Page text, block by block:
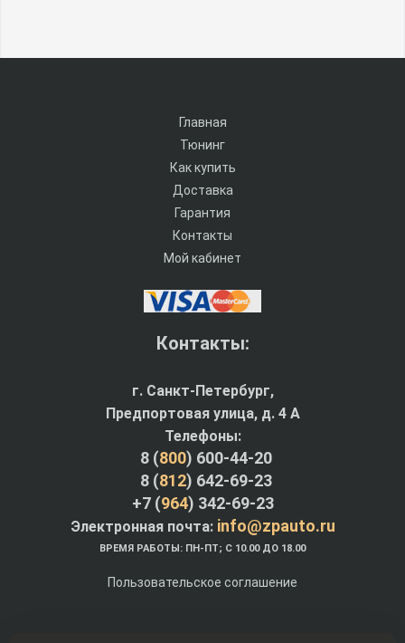
Главная
Тюнинг
Как купить
Доставка
Гарантия
Контакты
Мой кабинет
Контакты:
г. Санкт-Петербург,
Предпортовая улица, д. 4 A
Телефоны:
8 (800) 600-44-20
8 (812) 642-69-23
+7 (964) 342-69-23
Электронная почта: info@zpauto.ru
ВРЕМЯ РАБОТЫ: ПН-ПТ; С 10.00 ДО 18.00
Пользовательское соглашение